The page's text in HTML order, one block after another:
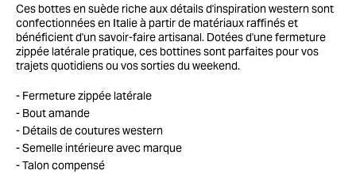
Ces bottes en suède riche aux détails d'inspiration western sont
confectionnées en Italie à partir de matériaux raffinés et
bénéficient d'un savoir-faire artisanal. Dotées d'une fermeture
zippée latérale pratique, ces bottines sont parfaites pour vos
trajets quotidiens ou vos sorties du weekend.
Fermeture zippée latérale
Bout amande
Détails de coutures western
Semelle intérieure avec marque
Talon compensé